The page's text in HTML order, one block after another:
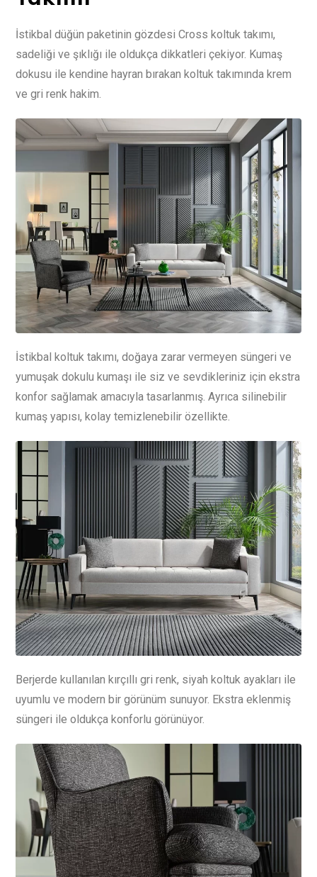
İstikbal düğün paketinin gözdesi Cross koltuk takımı,
sadeliği ve şıklığı ile oldukça dikkatleri çekiyor. Kumaş
dokusu ile kendine hayran bırakan koltuk takımında krem
ve gri renk hakim.
İstikbal koltuk takımı, doğaya zarar vermeyen süngeri ve
yumuşak dokulu kumaşı ile siz ve sevdikleriniz için ekstra
konfor sağlamak amacıyla tasarlanmış. Ayrıca silinebilir
kumaş yapısı, kolay temizlenebilir özellikte.
Berjerde kullanılan kırçıllı gri renk, siyah koltuk ayakları ile
uyumlu ve modern bir görünüm sunuyor. Ekstra eklenmiş
süngeri ile oldukça konforlu görünüyor.